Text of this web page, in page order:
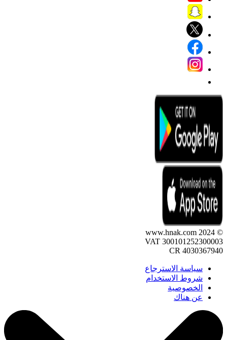
© 2024 www.hnak.com
VAT 300101252300003
CR 4030367940
سياسة الاسترجاع
شروط الاستخدام
الخصوصية
عن هناك